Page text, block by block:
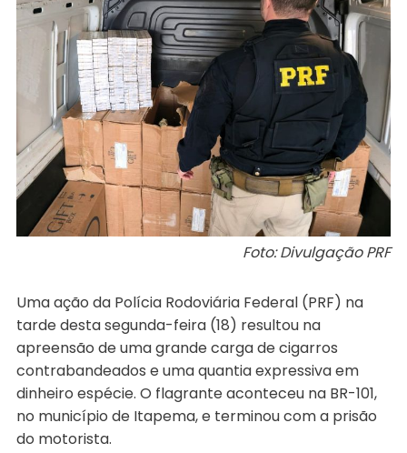
Foto: Divulgação PRF
Uma ação da Polícia Rodoviária Federal (PRF) na
tarde desta segunda-feira (18) resultou na
apreensão de uma grande carga de cigarros
contrabandeados e uma quantia expressiva em
dinheiro espécie. O flagrante aconteceu na BR-101,
no município de Itapema, e terminou com a prisão
do motorista.